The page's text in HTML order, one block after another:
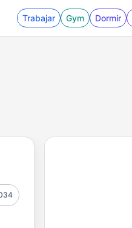
Trabajar Gym Dormir